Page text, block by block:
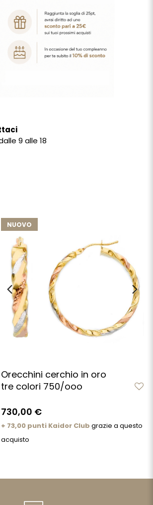
9 alle 18
NUOVO
Orecchini cerchio in oro
tre colori 750/ooo
730,00 €
+ 73,00 punti Kaidor Club grazie a questo
acquisto